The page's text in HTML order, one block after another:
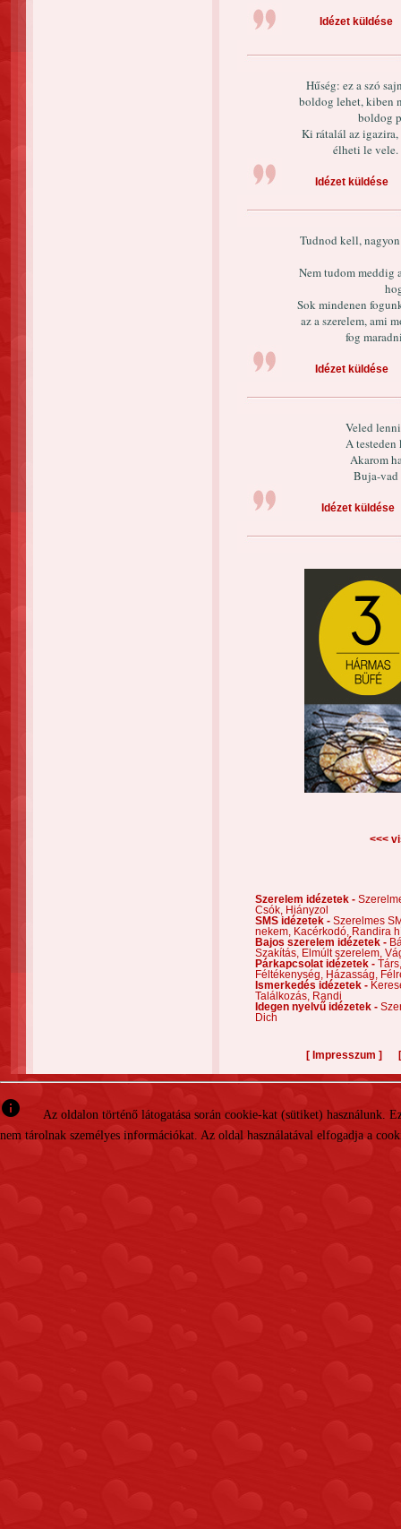
Idézet küldése
Hűség: ez a szó
boldog lehet, kiben
boldog
Ki rátalál az igazira,
élheti le vele.
Idézet küldése
Tudnod kell,
Nem tudom meddig
Sok mindenen
az a szerelem, ami
fog
Idézet küldése
Veled
A
Akarom
Buja-vad
Idézet küldése
<<<
Szerelem idézetek -
Csók,
Hiányzol
SMS idézetek - Szerelmes
nekem,
Kacérkodó,
Randira
Bajos szerelem idézetek -
Szakítás,
Elmúlt szerelem,
Párkapcsolat idézetek -
Féltékenység,
Házasság,
Ismerkedés idézetek -
Találkozás,
Randi
Idegen nyelvű idézetek -
Dich
[ Impresszum ]
info
Az oldalon történő látogatása során cookie-kat (sütiket)
nem tárolnak személyes információkat. Az oldal használatával elfogadja a